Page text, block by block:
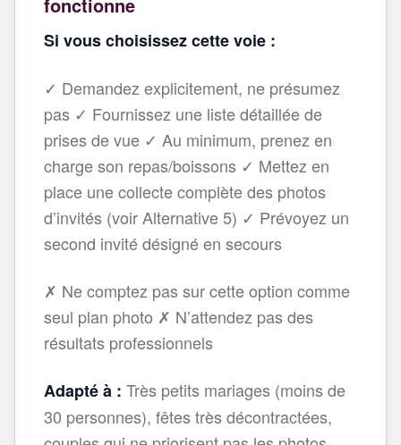
Si vous choisissez cette voie :
✓ Demandez explicitement, ne présumez
pas ✓ Fournissez une liste détaillée de
prises de vue ✓ Au minimum, prenez en
charge son repas/boissons ✓ Mettez en
place une collecte complète des photos
d’invités (voir Alternative 5) ✓ Prévoyez un
second invité désigné en secours
✗ Ne comptez pas sur cette option comme
seul plan photo ✗ N’attendez pas des
résultats professionnels
Adapté à : Très petits mariages (moins de
30 personnes), fêtes très décontractées,